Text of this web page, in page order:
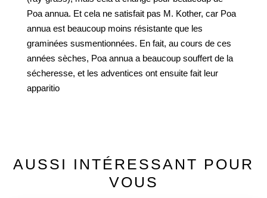
Poa annua. Et cela ne satisfait pas M. Kother, car Poa
annua est beaucoup moins résistante que les
graminées susmentionnées. En fait, au cours de ces
années sèches, Poa annua a beaucoup souffert de la
sécheresse, et les adventices ont ensuite fait leur
apparitio
AUSSI INTÉRESSANT POUR
VOUS